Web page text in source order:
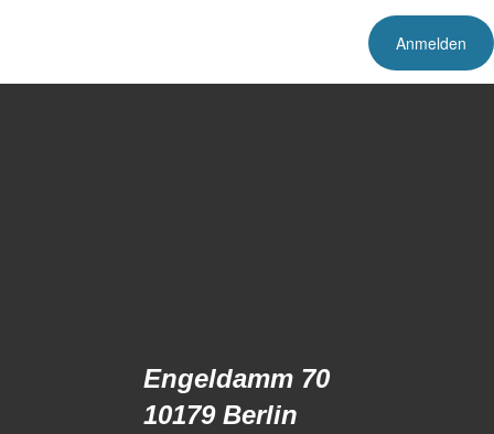
Engeldamm 70
10179 Berlin